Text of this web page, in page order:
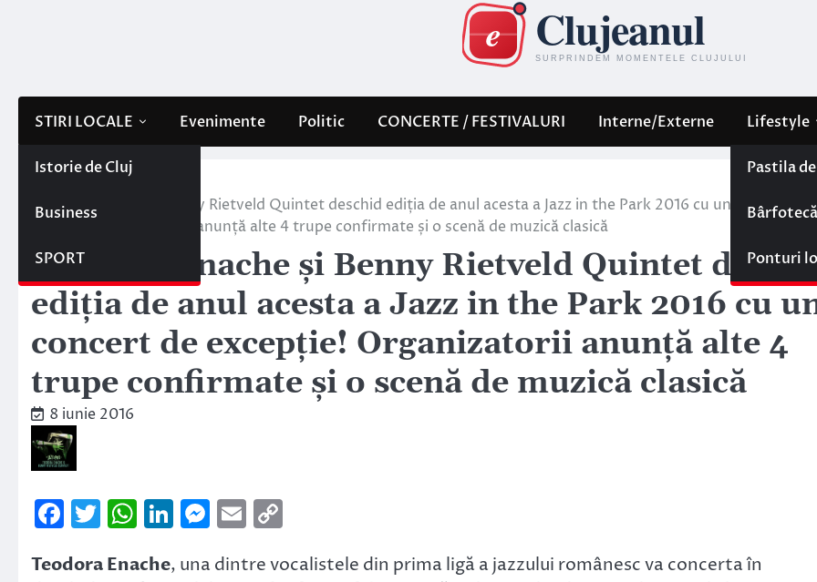
STIRI LOCALE
Istorie de Cluj
Business
SPORT
Evenimente Politic CONCERTE / FESTIVALURI Interne/Externe Lifestyle
Pastila
Bârfotecă
Ponturi
Stiri locale
Teodora Enache și Benny Rietveld Quintet deschid ediția de anul acesta a Jazz in the Park 2016 cu un concert de
excepție! Organizatorii anunță alte 4 trupe confirmate și o scenă de muzică clasică
Teodora Enache și Benny Rietveld Quintet
ediția de anul acesta a Jazz in the Park 2016 cu
concert de excepție! Organizatorii anunță alte 4
trupe confirmate și o scenă de muzică clasică
8 iunie 2016
Facebook
Twitter
WhatsApp
LinkedIn
Messenger
Email
Teodora Enache, una dintre vocalistele din prima ligă a jazzului românesc va concerta în